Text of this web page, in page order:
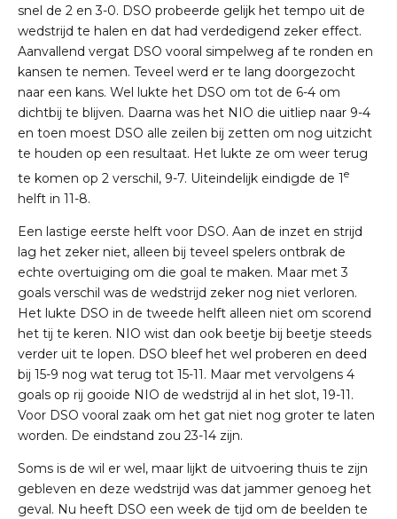
snel de 2 en 3-0. DSO probeerde gelijk het tempo uit de
wedstrijd te halen en dat had verdedigend zeker effect.
Aanvallend vergat DSO vooral simpelweg af te ronden en
kansen te nemen. Teveel werd er te lang doorgezocht
naar een kans. Wel lukte het DSO om tot de 6-4 om
dichtbij te blijven. Daarna was het NIO die uitliep naar 9-4
en toen moest DSO alle zeilen bij zetten om nog uitzicht
te houden op een resultaat. Het lukte ze om weer terug
te komen op 2 verschil, 9-7. Uiteindelijk eindigde de 1e
helft in 11-8.
Een lastige eerste helft voor DSO. Aan de inzet en strijd
lag het zeker niet, alleen bij teveel spelers ontbrak de
echte overtuiging om die goal te maken. Maar met 3
goals verschil was de wedstrijd zeker nog niet verloren.
Het lukte DSO in de tweede helft alleen niet om scorend
het tij te keren. NIO wist dan ook beetje bij beetje steeds
verder uit te lopen. DSO bleef het wel proberen en deed
bij 15-9 nog wat terug tot 15-11. Maar met vervolgens 4
goals op rij gooide NIO de wedstrijd al in het slot, 19-11.
Voor DSO vooral zaak om het gat niet nog groter te laten
worden. De eindstand zou 23-14 zijn.
Soms is de wil er wel, maar lijkt de uitvoering thuis te zijn
gebleven en deze wedstrijd was dat jammer genoeg het
geval. Nu heeft DSO een week de tijd om de beelden te